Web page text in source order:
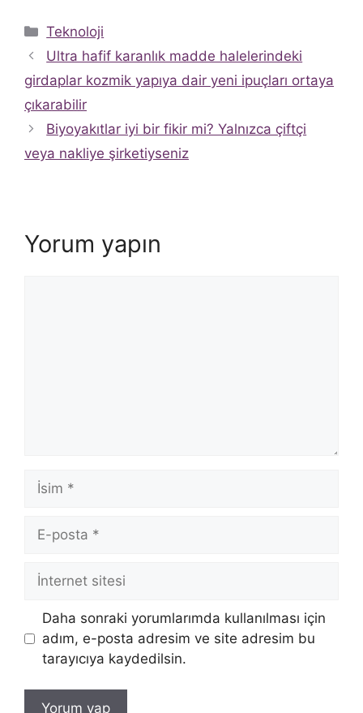
Kategoriler
Teknoloji
Ultra hafif karanlık madde halelerindeki
girdaplar kozmik yapıya dair yeni ipuçları ortaya
çıkarabilir
Biyoyakıtlar iyi bir fikir mi? Yalnızca çiftçi
veya nakliye şirketiyseniz
Yorum yapın
İsim
posta
İnternet
sitesi
Daha sonraki yorumlarımda kullanılması için
adım, e-posta adresim ve site adresim bu
tarayıcıya kaydedilsin.